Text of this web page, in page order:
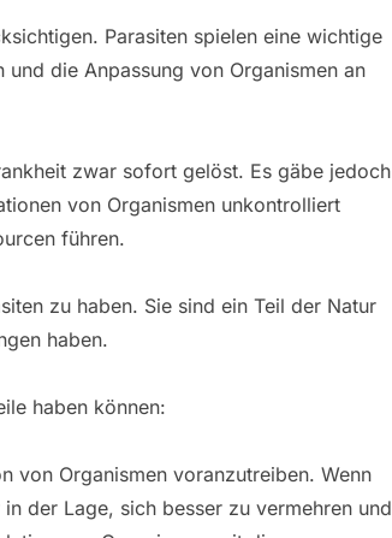
Parasiten spielen eine wichtige
die Anpassung von Organismen an
zwar sofort gelöst. Es gäbe jedoch
von Organismen unkontrolliert
führen.
zu haben. Sie sind ein Teil der Natur
haben.
haben können:
von Organismen voranzutreiben. Wenn
der Lage, sich besser zu vermehren und